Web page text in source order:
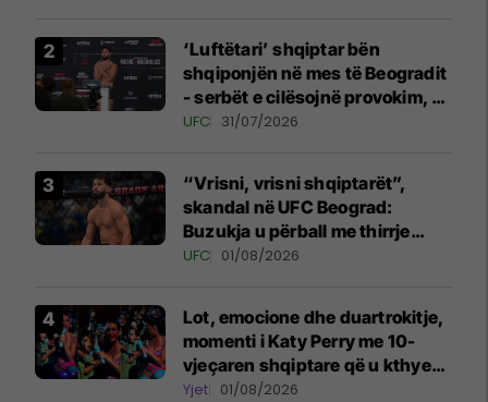
‘Luftëtari’ shqiptar bën
shqiponjën në mes të Beogradit
- serbët e cilësojnë provokim, ai
e cilëson simbol të identitetit
UFC 31/07/2026
“Vrisni, vrisni shqiptarët”,
skandal në UFC Beograd:
Buzukja u përball me thirrje
anti-shqiptare nga tribunat
UFC 01/08/2026
Lot, emocione dhe duartrokitje,
momenti i Katy Perry me 10-
vjeçaren shqiptare që u kthye
në simbolin e natës në Sunny
Yjet 01/08/2026